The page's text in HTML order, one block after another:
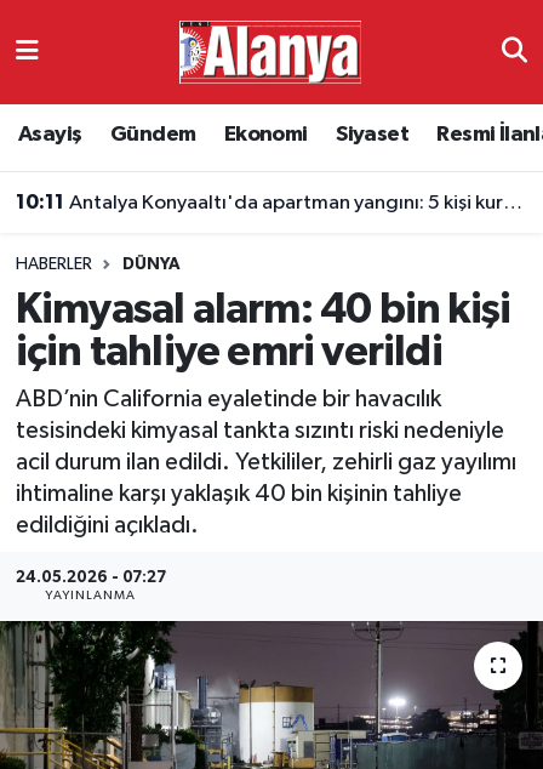
Asayiş Gündem Ekonomi Siyaset Resmi
10:11 Antalya Konyaaltı'da apartman yangını: 5 kişi kurtarıldı
HABERLER DÜNYA
Kimyasal alarm: 40 bin kişi
için tahliye emri verildi
ABD’nin California eyaletinde bir havacılık
tesisindeki kimyasal tankta sızıntı riski nedeniyle
acil durum ilan edildi. Yetkililer, zehirli gaz yayılımı
ihtimaline karşı yaklaşık 40 bin kişinin tahliye
edildiğini açıkladı.
24.05.2026 - 07:27
YAYINLANMA
Ekonomi
Resmi İlanlar
Alanyaspor
Turizm
E-Gazete
Antalya Namaz Vakitleri
Süper Lig Puan Durumu ve Fikstür
Tüm Manşetler
Son Dakika Haberleri
Haber Arşivi